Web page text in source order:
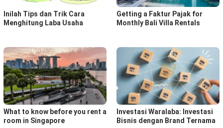
Inilah Tips dan Trik Cara
Menghitung Laba Usaha
Getting a Faktur Pajak for
Monthly Bali Villa Rentals
What to know before you rent a
room in Singapore
Investasi Waralaba: Investasi
Bisnis dengan Brand Ternama